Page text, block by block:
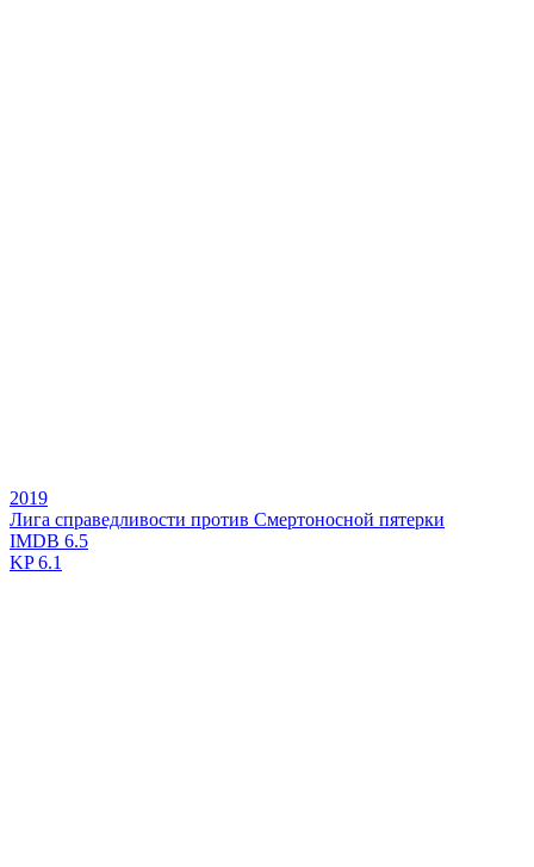
2019
Лига справедливости против Смертоносной пятерки
IMDB 6.5
KP6.1